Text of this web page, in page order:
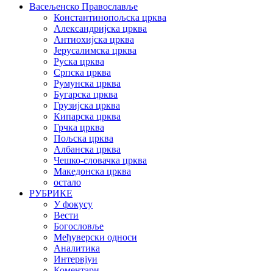
Васељенско Православље
Константинопољска црква
Александријска црква
Антиохијска црква
Јерусалимска црква
Руска црква
Српска црква
Румунска црква
Бугарска црква
Грузијска црква
Кипарска црква
Грчка црква
Пољска црква
Албанска црква
Чешко-словачка црква
Македонска црква
остало
РУБРИКЕ
У фокусу
Вести
Богословље
Међуверски односи
Аналитика
Интервјуи